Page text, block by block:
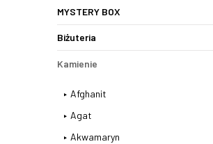
MYSTERY BOX
Biżuteria
Kamienie
Afghanit
Agat
Akwamaryn